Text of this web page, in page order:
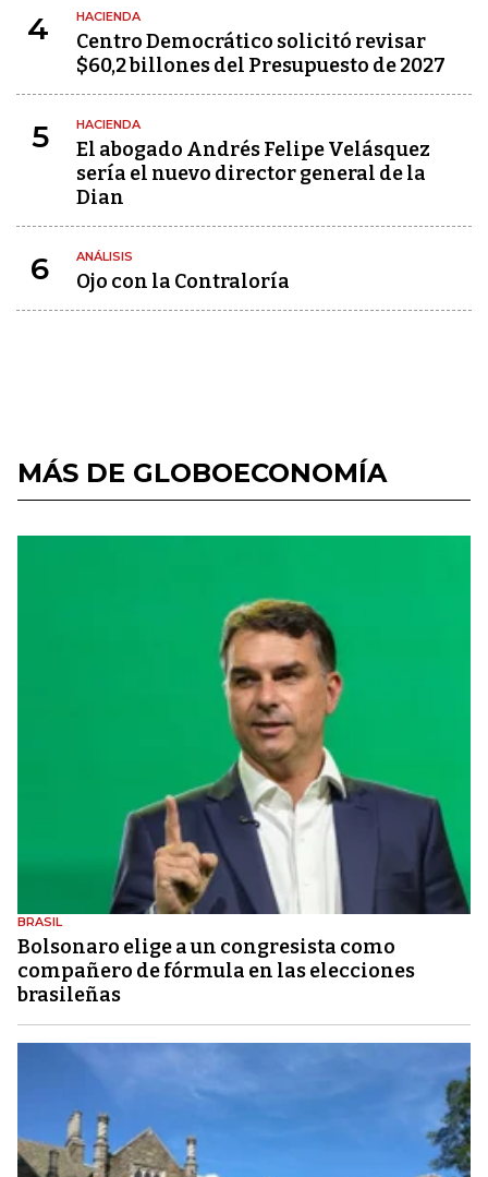
4 HACIENDA
Centro Democrático solicitó revisar
$60,2 billones del Presupuesto de 2027
5 HACIENDA
El abogado Andrés Felipe Velásquez
sería el nuevo director general de la
Dian
6 ANÁLISIS
Ojo con la Contraloría
MÁS DE GLOBOECONOMÍA
BRASIL
Bolsonaro elige a un congresista como
compañero de fórmula en las elecciones
brasileñas